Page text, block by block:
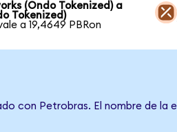
(Ondo Tokenized) a
Tokenized)
a 19,4649 PBRon
con Petrobras. El nombre de la